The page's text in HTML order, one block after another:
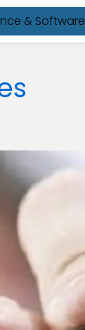
& Software